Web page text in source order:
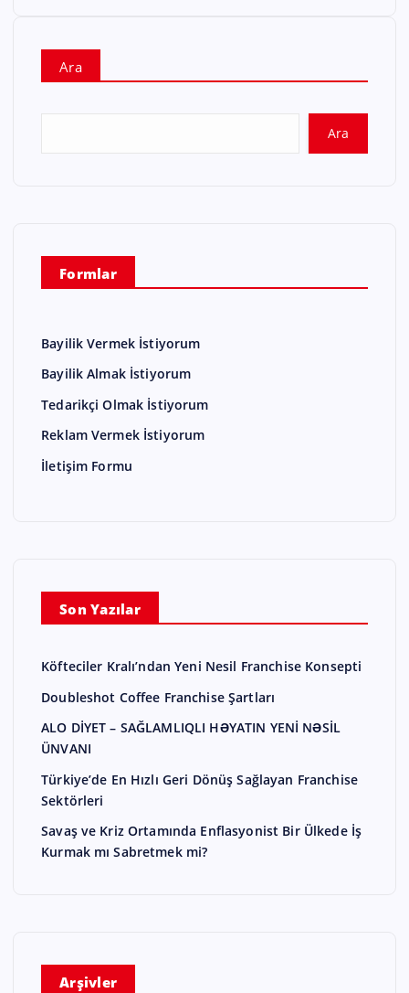
Ara
Ara
Formlar
Bayilik Vermek İstiyorum
Bayilik Almak İstiyorum
Tedarikçi Olmak İstiyorum
Reklam Vermek İstiyorum
İletişim Formu
Son Yazılar
Köfteciler Kralı’ndan Yeni Nesil Franchise Konsepti
Doubleshot Coffee Franchise Şartları
ALO DİYET – SAĞLAMLIQLI HƏYATIN YENİ NƏSİL
ÜNVANI
Türkiye’de En Hızlı Geri Dönüş Sağlayan Franchise
Sektörleri
Savaş ve Kriz Ortamında Enflasyonist Bir Ülkede İş
Kurmak mı Sabretmek mi?
Arşivler